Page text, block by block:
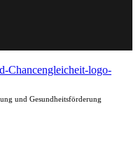
und Gesundheitsförderung